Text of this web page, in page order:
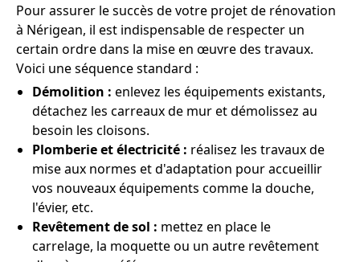
Pour assurer le succès de votre projet de rénovation
à Nérigean, il est indispensable de respecter un
certain ordre dans la mise en œuvre des travaux.
Voici une séquence standard :
Démolition : enlevez les équipements existants,
détachez les carreaux de mur et démolissez au
besoin les cloisons.
Plomberie et électricité : réalisez les travaux de
mise aux normes et d'adaptation pour accueillir
vos nouveaux équipements comme la douche,
l'évier, etc.
Revêtement de sol : mettez en place le
carrelage, la moquette ou un autre revêtement